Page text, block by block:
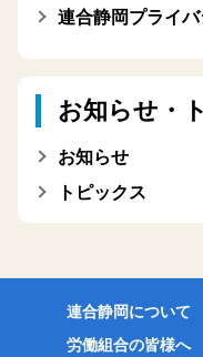
連合静岡プライ
お知らせ・
お知らせ
トピックス
連合静岡について
労働組合の皆様へ